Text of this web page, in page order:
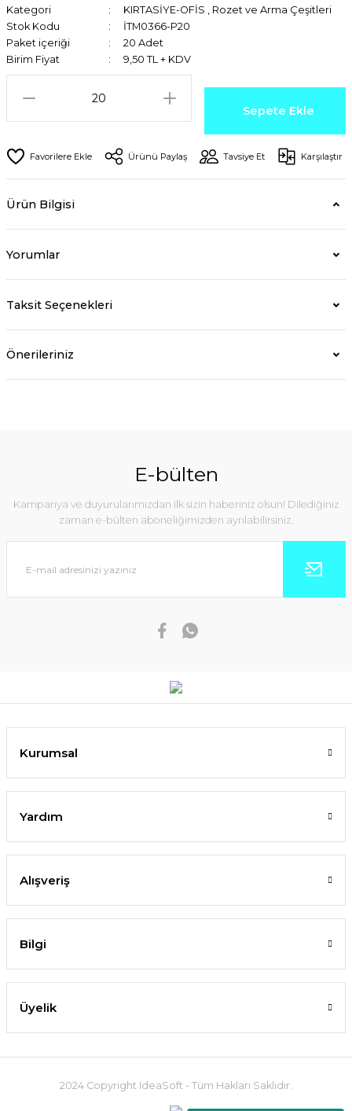
Kategori KIRTASİYE-OFİS , Rozet ve Arma Çeşitleri
Stok Kodu
İTM0366-P20
Paket içeriği
20 Adet
Birim Fiyat
9,50 TL + KDV
Sepete Ekle
Ürünü Paylaş Tavsiye Et Karşılaştır
Ürün Bilgisi
Yorumlar
Taksit Seçenekleri
Önerileriniz
E-bülten
Kampanya ve duyurularımızdan ilk sizin haberiniz olsun! Dilediğiniz
zaman e-bülten aboneliğimizden ayrılabilirsiniz.
Kurumsal
Yardım
Alışveriş
Bilgi
Üyelik
2024 Copyright IdeaSoft - Tüm Hakları Saklıdır.